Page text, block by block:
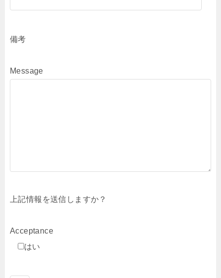
備考
Message
上記情報を送信しますか？
Acceptance
はい